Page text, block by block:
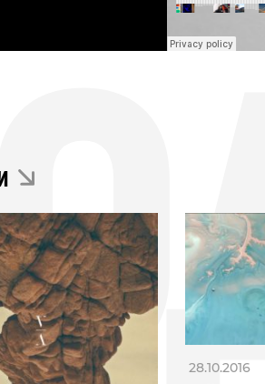
28.10.2016